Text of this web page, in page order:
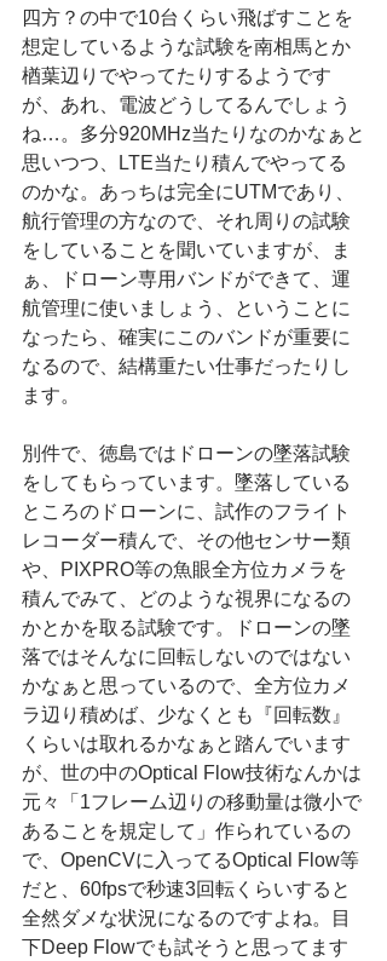
四方？の中で10台くらい飛ばすことを
想定しているような試験を南相馬とか
楢葉辺りでやってたりするようです
が、あれ、電波どうしてるんでしょう
ね…。多分920MHz当たりなのかなぁと
思いつつ、LTE当たり積んでやってる
のかな。あっちは完全にUTMであり、
航行管理の方なので、それ周りの試験
をしていることを聞いていますが、ま
ぁ、ドローン専用バンドができて、運
航管理に使いましょう、ということに
なったら、確実にこのバンドが重要に
なるので、結構重たい仕事だったりし
ます。
別件で、徳島ではドローンの墜落試験
をしてもらっています。墜落している
ところのドローンに、試作のフライト
レコーダー積んで、その他センサー類
や、PIXPRO等の魚眼全方位カメラを
積んでみて、どのような視界になるの
かとかを取る試験です。ドローンの墜
落ではそんなに回転しないのではない
かなぁと思っているので、全方位カメ
ラ辺り積めば、少なくとも『回転数』
くらいは取れるかなぁと踏んでいます
が、世の中のOptical Flow技術なんかは
元々「1フレーム辺りの移動量は微小で
あることを規定して」作られているの
で、OpenCVに入ってるOptical Flow等
だと、60fpsで秒速3回転くらいすると
全然ダメな状況になるのですよね。目
下Deep Flowでも試そうと思ってます